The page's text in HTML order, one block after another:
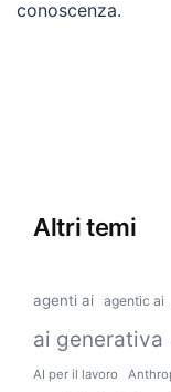
conoscenza.
Altri temi
agenti ai agentic ai
ai generativa
AI per il lavoro